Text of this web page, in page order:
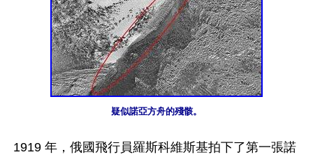
疑似諾亞方舟的殘骸。
1919 年，俄國飛行員羅斯科維斯基拍下了第一張諾